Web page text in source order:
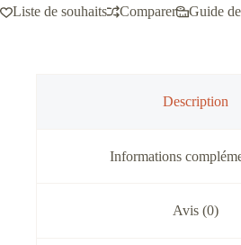
Liste de souhaits Comparer Guide
Description
Informations
Avis (0)